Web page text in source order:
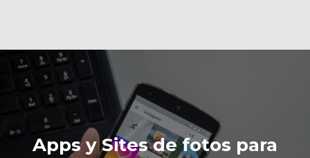
Apps y Sites de fotos para